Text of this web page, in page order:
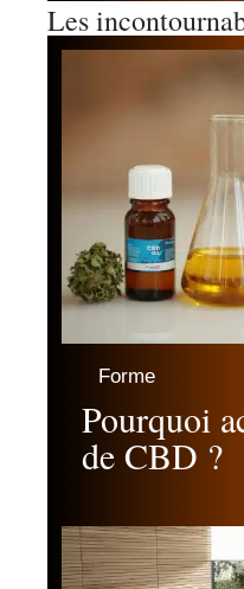
Les
Forme
Pourquoi
de CBD ?